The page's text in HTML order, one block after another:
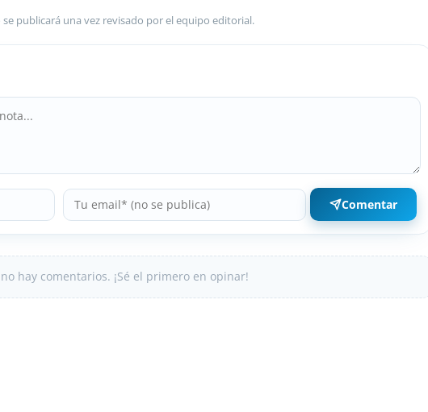
publicará una vez revisado por el equipo editorial.
Comentar
hay comentarios. ¡Sé el primero en opinar!